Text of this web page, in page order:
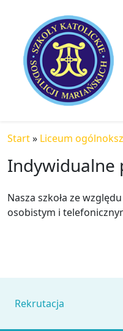
Start» Liceum
Indywidualne
Nasza szkoła ze
osobistym i
Rekrutacja